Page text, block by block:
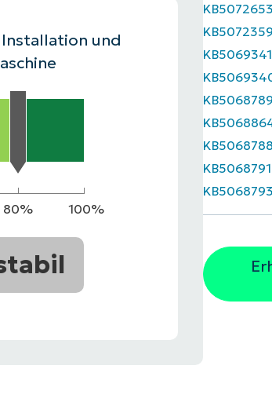
ANSEHEN
PRODUKT-
ANSEHEN
ANSEHENund
80% 100%
KB5072653
KB5072359
KB5069341
KB5068789
KB5068788
KB5068791
KB5068793